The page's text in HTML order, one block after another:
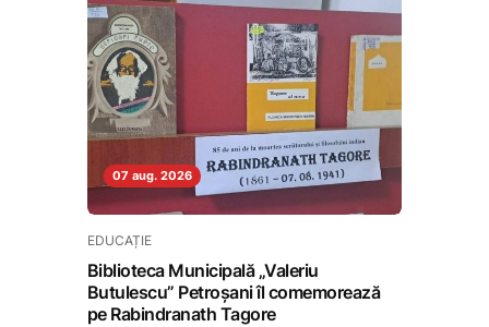
07 aug. 2026
EDUCAȚIE
Biblioteca Municipală „Valeriu
Butulescu” Petroșani îl comemorează
pe Rabindranath Tagore